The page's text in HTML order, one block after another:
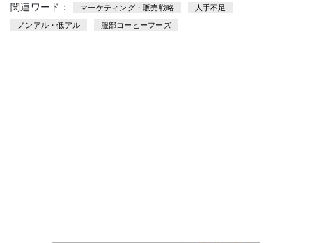
関連ワード： マーケティング・販売戦略 人手不足
ノンアル・低アル 服部コーヒーフーズ